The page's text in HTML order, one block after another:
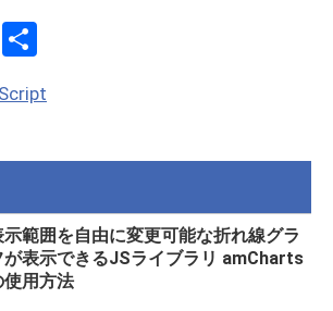
H
示範囲を自由に変更可能な折れ線グラ
が表示できるJSライブラリ amCharts
使用方法